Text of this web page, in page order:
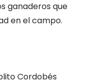
ganaderos que
en el campo.
Cordobés